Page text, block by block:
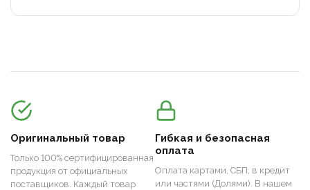
Оригинальный товар
Только 100% сертифицированная
продукция от официальных
поставщиков. Каждый товар
Гибкая и безопасная
оплата
Оплата картами, СБП, в кредит
или частями (Долями). В нашем